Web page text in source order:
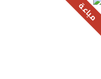
مباعة